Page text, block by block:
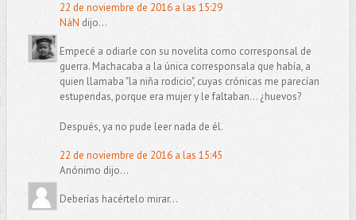
22 de noviembre de 2016 a las 15:29
NáN dijo...
Empecé a odiarle con su novelita como corresponsal de
guerra. Machacaba a la única corresponsala que había, a
quien llamaba "la niña rodicio", cuyas crónicas me parecían
estupendas, porque era mujer y le faltaban... ¿huevos?
Después, ya no pude leer nada de él.
22 de noviembre de 2016 a las 15:45
Anónimo dijo...
Deberías hacértelo mirar...